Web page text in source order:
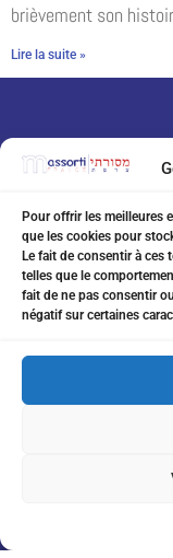
Pour offrir les meilleures
que les cookies pour
Le fait de consentir à ces
telles que le
fait de ne pas consentir
négatif sur certaines
brièvement son
Lire la suite »
07 75 76 20 97
17 av